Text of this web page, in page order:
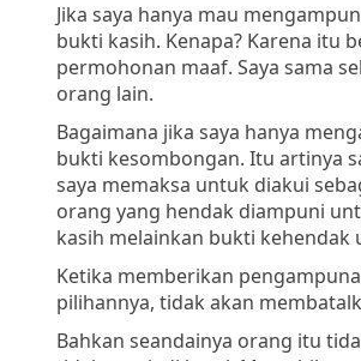
Jika saya hanya mau
bukti kasih. Kenapa? Karena itu
permohonan maaf. Saya sama
orang lain.
Bagaimana jika saya hanya
bukti kesombongan. Itu artinya
saya memaksa untuk diakui
orang yang hendak diampuni
kasih melainkan bukti
Ketika memberikan
pilihannya, tidak akan
Bahkan seandainya orang itu